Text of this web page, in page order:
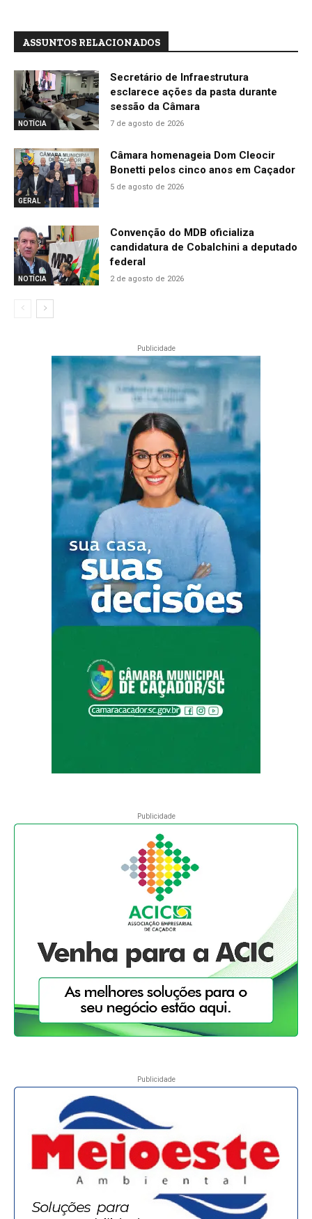
ASSUNTOS RELACIONADOS
NOTÍCIA
Secretário de Infraestrutura
esclarece ações da pasta durante
sessão da Câmara
7 de agosto de 2026
GERAL
Câmara homenageia Dom Cleocir
Bonetti pelos cinco anos em Caçador
5 de agosto de 2026
NOTÍCIA
Convenção do MDB oficializa
candidatura de Cobalchini a deputado
federal
2 de agosto de 2026
Publicidade
Publicidade
Publicidade